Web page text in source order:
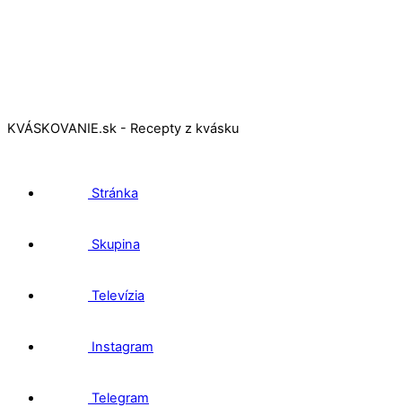
KVÁSKOVANIE.sk - Recepty z kvásku
Stránka
Skupina
Televízia
Instagram
Telegram